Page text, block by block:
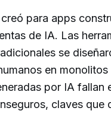
para apps
de IA. Las
se
en
por IA fallan
claves que